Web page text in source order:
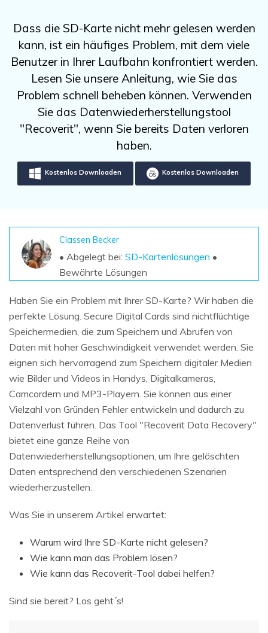
Kostenlos Testen
Recoverit kostenlos
Verlorene/gel?schte Daten kostenlos
wiederherstellen
Kostenlos Testen
UBackit - Datensicherung
Datenverlust-Szenarien
ALLE FUNKTIONEN ENTDECKEN
Aktuelles Thema
search
Dass die SD-Karte nicht mehr gelesen werden
kann, ist ein häufiges Problem, mit dem viele
Benutzer in Ihrer Laufbahn konfrontiert werden.
Lesen Sie unsere Anleitung, wie Sie das
Problem schnell beheben können. Verwenden
Sie das Datenwiederherstellungstool
"Recoverit", wenn Sie bereits Daten verloren
haben.
Kostenlos Downloaden Kostenlos Downloaden
Classen Becker
• Abgelegt bei: SD-Kartenlösungen •
Bewährte Lösungen
Haben Sie ein Problem mit Ihrer SD-Karte? Wir haben die
perfekte Lösung. Secure Digital Cards sind nichtflüchtige
Speichermedien, die zum Speichern und Abrufen von
Daten mit hoher Geschwindigkeit verwendet werden. Sie
eignen sich hervorragend zum Speichern digitaler Medien
wie Bilder und Videos in Handys, Digitalkameras,
Camcordern und MP3-Playern. Sie können aus einer
Vielzahl von Gründen Fehler entwickeln und dadurch zu
Datenverlust führen. Das Tool "Recoverit Data Recovery"
bietet eine ganze Reihe von
Datenwiederherstellungsoptionen, um Ihre gelöschten
Daten entsprechend den verschiedenen Szenarien
wiederherzustellen.
Was Sie in unserem Artikel erwartet:
Warum wird Ihre SD-Karte nicht gelesen?
Wie kann man das Problem lösen?
Wie kann das Recoverit-Tool dabei helfen?
Sind sie bereit? Los geht´s!